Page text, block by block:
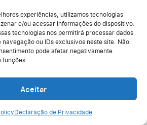
experiências, utilizamos tecnologias
e/ou acessar informações do dispositivo.
tecnologias nos permitirá processar dados
ou IDs exclusivos neste site. Não
pode afetar negativamente
funções.
Aceitar
Declaração de Privacidade